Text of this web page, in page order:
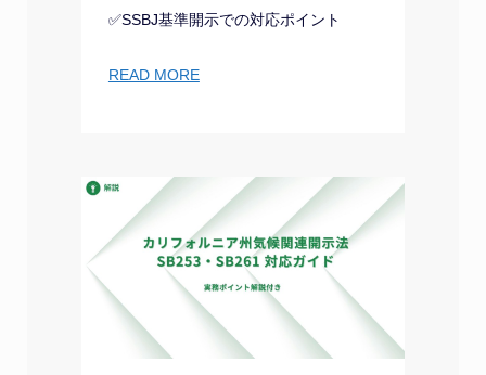
✅SSBJ基準開示での対応ポイント
READ MORE